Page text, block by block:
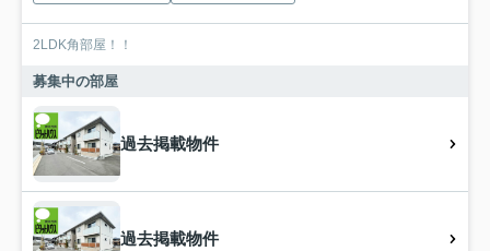
2LDK角部屋！！
募集中の部屋
過去掲載物件
過去掲載物件